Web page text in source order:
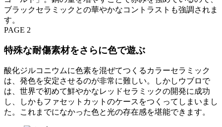
ブラックセラミックとの華やかなコントラストも強調されま
す。
PAGE 2
特殊な耐傷素材をさらに色で遊ぶ
酸化ジルコニウムに色素を混ぜてつくるカラーセラミック
は、発色を安定させるのが非常に難しい。しかしウブロで
は、世界で初めて鮮やかなレッドセラミックの開発に成功
し、しかもファセットカットのケースをつくってしまいまし
た。これまでになかった色と光の存在感を堪能できます。